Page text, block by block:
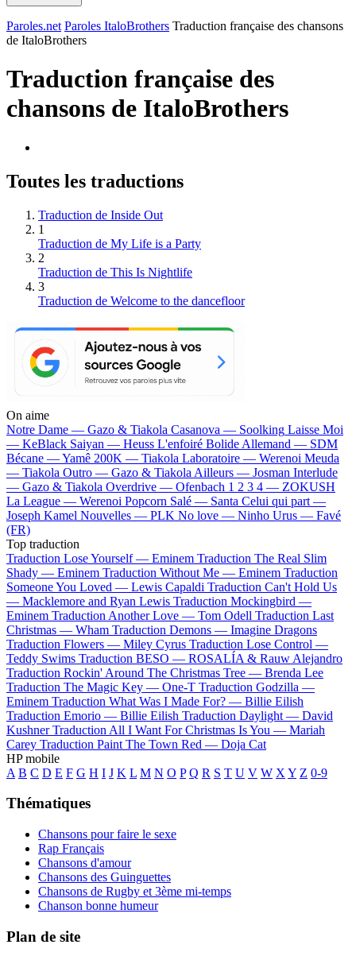
Paroles.net Paroles ItaloBrothers Traduction française des chansons
de ItaloBrothers
Traduction française des
chansons de ItaloBrothers
Toutes les traductions
Traduction de Inside Out
1
Traduction de My Life is a Party
2
Traduction de This Is Nightlife
3
Traduction de Welcome to the dancefloor
On aime
Notre Dame — Gazo & Tiakola Casanova — Soolking Laisse Moi
— KeBlack Saiyan — Heuss L'enfoiré Bolide Allemand — SDM
Bécane —Yamê 200K — Tiakola Laboratoire — Werenoi Meuda
— Tiakola Outro — Gazo & Tiakola Ailleurs — Josman Interlude
— Gazo & Tiakola Overdrive — Ofenbach 1 2 3 4 — ZOKUSH
La League — Werenoi Popcorn Salé — Santa Celui qui part —
Joseph Kamel Nouvelles — PLK No love — Ninho Urus — Favé
(FR)
Top traduction
Traduction Lose Yourself — Eminem Traduction The Real Slim
Shady — Eminem Traduction Without Me — Eminem Traduction
Someone You Loved — Lewis Capaldi Traduction Can't Hold Us
— Macklemore and Ryan Lewis Traduction Mockingbird —
Eminem Traduction Another Love — Tom Odell Traduction Last
Christmas — Wham Traduction Demons — Imagine Dragons
Traduction Flowers — Miley Cyrus Traduction Lose Control —
Teddy Swims Traduction BESO — ROSALÍA & Rauw Alejandro
Traduction Rockin' Around The Christmas Tree — Brenda Lee
Traduction The Magic Key — One-T Traduction Godzilla —
Eminem Traduction What Was I Made For? — Billie Eilish
Traduction Emorio — Billie Eilish Traduction Daylight — David
Kushner Traduction All I Want For Christmas Is You — Mariah
Carey Traduction Paint The Town Red — Doja Cat
HP mobile
A B C D E F G H I J K L M N O P Q R S T U V W X Y Z 0-9
Thématiques
Chansons pour faire le sexe
Rap Français
Chansons d'amour
Chansons des Guinguettes
Chansons de Rugby et 3ème mi-temps
Chanson bonne humeur
Plan de site